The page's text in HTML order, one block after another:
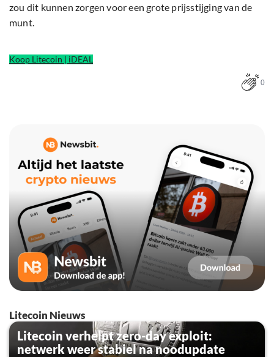
zou dit kunnen zorgen voor een grote prijsstijging van de
munt.
Koop Litecoin | iDEAL
0
Litecoin Nieuws
Litecoin verhelpt zero-day exploit:
netwerk weer stabiel na noodupdate